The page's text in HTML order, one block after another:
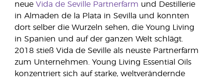
neue Vida de Seville Partnerfarm und Destillerie
in Almaden de la Plata in Sevilla und konnten
dort selber die Wurzeln sehen, die Young Living
in Spanien und auf der ganzen Welt schlägt.
2018 stieß Vida de Seville als neuste Partnerfarm
zum Unternehmen. Young Living Essential Oils
konzentriert sich auf starke, weltverändernde